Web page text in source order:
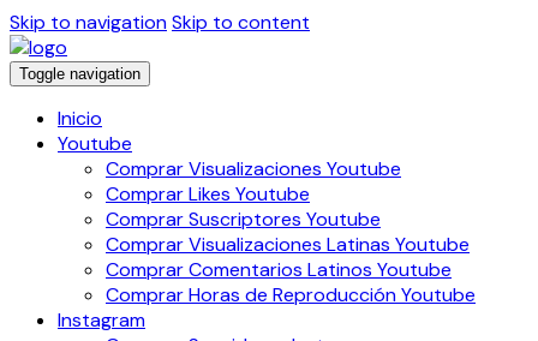
Skip to navigationSkip to content
Toggle navigation
Inicio
Youtube
Comprar Visualizaciones Youtube
Comprar Likes Youtube
Comprar Suscriptores Youtube
Comprar Visualizaciones Latinas Youtube
Comprar Comentarios Latinos Youtube
Comprar Horas de Reproducción Youtube
Instagram